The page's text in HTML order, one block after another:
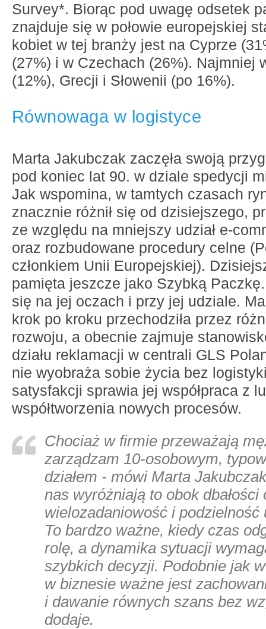
Survey*. Biorąc pod uwagę odsetek
znajduje się w połowie europejskiej
kobiet w tej branży jest na Cyprze
(27%) i w Czechach (26%). Najmniej
(12%), Grecji i Słowenii (po 16%).
Równowaga w logistyce
Marta Jakubczak zaczęła swoją
pod koniec lat 90. w dziale spedycji
Jak wspomina, w tamtych czasach
znacznie różnił się od dzisiejszego,
ze względu na mniejszy udział e-
oraz rozbudowane procedury celne
członkiem Unii Europejskiej).
pamięta jeszcze jako Szybką
się na jej oczach i przy jej udziale.
krok po kroku przechodziła przez
rozwoju, a obecnie zajmuje
działu reklamacji w centrali GLS
nie wyobraża sobie życia bez
satysfakcji sprawia jej współpraca z
współtworzenia nowych procesów.
Chociaż w firmie przeważają
zarządzam 10-osobowym,
działem - mówi Marta
nas wyróżniają to obok dbałości
wielozadaniowość i podzielność
To bardzo ważne, kiedy czas
rolę, a dynamika sytuacji
szybkich decyzji. Podobnie jak
w biznesie ważne jest
i dawanie równych szans bez
dodaje.